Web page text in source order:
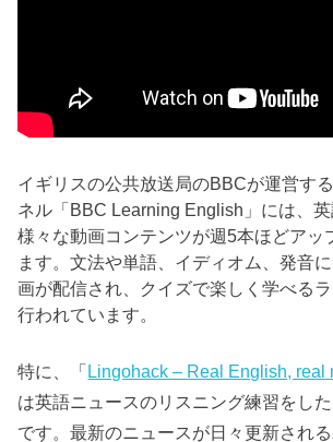
イギリスの公共放送局のBBCが運営す
ネル「BBC Learning English」には、
様々な動画コンテンツが週5本ほどアッ
ます。文法や単語、イディオム、発音
画が配信され、クイズで楽しく学べる
行われています。
特に、「Lingohack – Real English, real
は英語ニュースのリスニング練習をし
です。最新のニュースが日々更新され